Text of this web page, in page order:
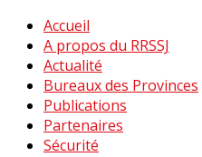
Accueil
A propos du RRSSJ
Actualité
Bureaux des Provinces
Publications
Partenaires
Sécurité